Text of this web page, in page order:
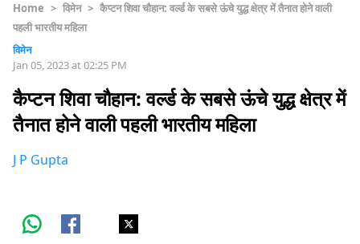
Home > विमेन > कैप्टन शिवा चौहान: वर्ल्ड के सबसे ऊंचे युद्ध क्षेत्र में तैनात होने वाली
पहली भारतीय महिला
विमेन
Jan 05, 2023 at 02:25 PM
कैप्टन शिवा चौहान: वर्ल्ड के सबसे ऊंचे युद्ध क्षेत्र में
तैनात होने वाली पहली भारतीय महिला
J P Gupta